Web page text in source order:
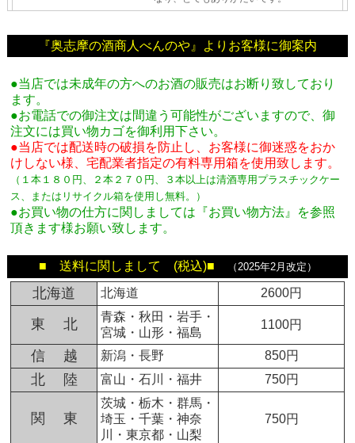
『奥志摩の酒商人べんのや』よりお客様に御案内
●当店では未成年の方へのお酒の販売はお断り致しており
ます。
●お電話での御注文は間違う可能性がございますので、御
注文には買い物カゴを御利用下さい。
●当店では配送時の破損を防止し、お客様に御迷惑をおか
けしない様、宅配業者指定の有料専用箱を使用致します。
（１本１８０円、２本２７０円、３本以上は清酒専用プラスチックケー
ス、またはリサイクル箱を使用し無料。
）
●お買い物の仕方に関しましては『お買い物方法』を参照
頂きます様お願い致します。
■ 送料に関しまして (税込)■ （2025年2月改定）
北海道 北海道 2600円
東 北
青森・秋田・岩手・
宮城・山形・福島
1100円
信 越 新潟・長野 850円
北 陸 富山・石川・福井 750円
関 東
茨城・栃木・群馬・
埼玉・千葉・神奈
川・東京都・山梨
750円